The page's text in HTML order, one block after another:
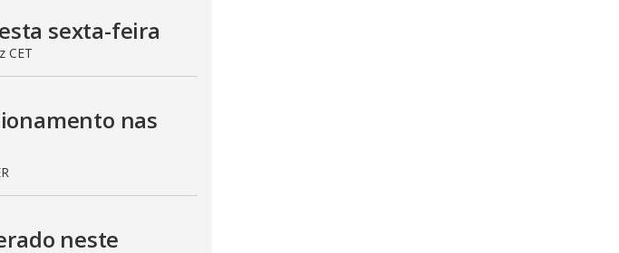
sexta-feira
CET
nas
neste